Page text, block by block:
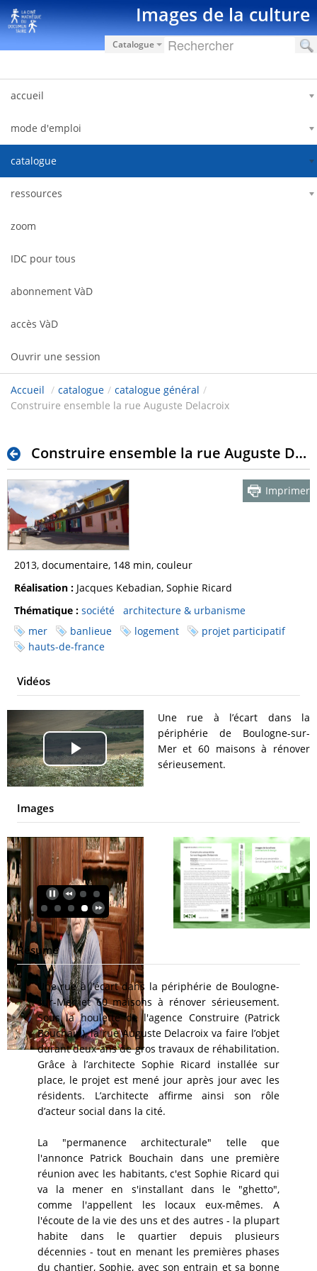
Saut au contenu Images de la culture
Catalogue
accueil
mode d'emploi
catalogue
ressources
zoom
IDC pour tous
abonnement VàD
accès VàD
Ouvrir une session
Accueil / catalogue / catalogue général /
Construire ensemble la rue Auguste Delacroix
Construire ensemble la rue Auguste Delacroix
Imprimer
2013, documentaire, 148 min, couleur
Réalisation : Jacques Kebadian, Sophie Ricard
Thématique : société
architecture & urbanisme
mer
banlieue logement
projet participatif
hauts-de-france
Vidéos
Play
Video
Une rue à l’écart dans la
périphérie de Boulogne-sur-
Mer et 60 maisons à rénover
sérieusement.
Images
Résumé
Une rue à l’écart dans la périphérie de Boulogne-
sur-Mer et 60 maisons à rénover sérieusement.
Sous la houlette de l'agence Construire (Patrick
Bouchain), la rue Auguste Delacroix va faire l’objet
durant deux ans de gros travaux de réhabilitation.
Grâce à l’architecte Sophie Ricard installée sur
place, le projet est mené jour après jour avec les
résidents. L’architecte affirme ainsi son rôle
d’acteur social dans la cité.
La "permanence architecturale" telle que
l'annonce Patrick Bouchain dans une première
réunion avec les habitants, c'est Sophie Ricard qui
va la mener en s'installant dans le "ghetto",
comme l'appellent les locaux eux-mêmes. A
l'écoute de la vie des uns et des autres - la plupart
habite dans le quartier depuis plusieurs
décennies - tout en menant les premières phases
du chantier, Sophie, avec son entrain et sa bonne